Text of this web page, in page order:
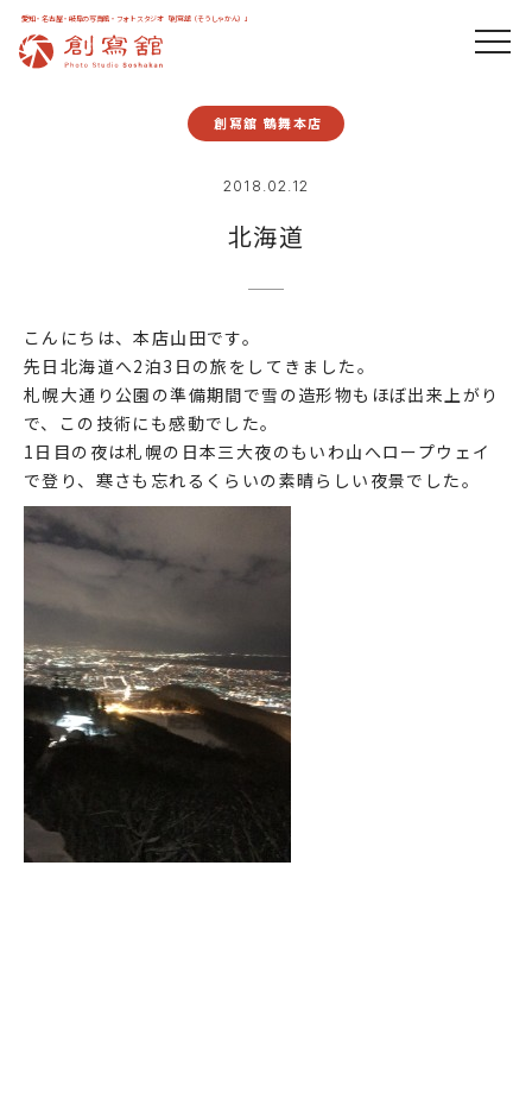
愛知・名古屋・岐阜の写真館・フォトスタジオ「創寫舘（そうしゃかん）」
創寫舘 鶴舞本店
2018.02.12
北海道
こんにちは、本店山田です。
先日北海道へ2泊3日の旅をしてきました。
札幌大通り公園の準備期間で雪の造形物もほぼ出来上がり
で、この技術にも感動でした。
1日目の夜は札幌の日本三大夜のもいわ山へロープウェイ
で登り、寒さも忘れるくらいの素晴らしい夜景でした。